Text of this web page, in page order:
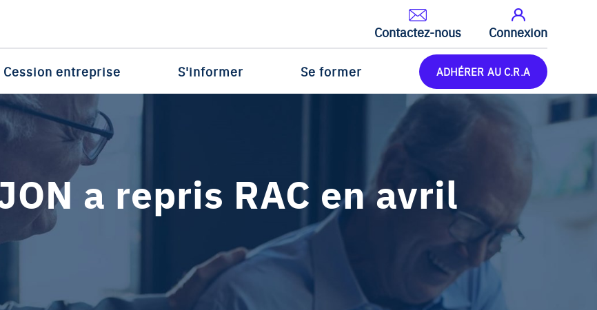
Contactez-nous Connexion
Cession entreprise S'informer Se former ADHÉRER AU C.R.A
a repris RAC en avril